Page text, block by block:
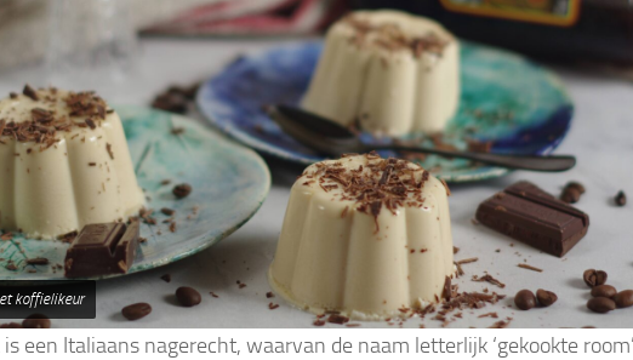
koffielikeur
een Italiaans nagerecht, waarvan de naam letterlijk ‘gekookte room’